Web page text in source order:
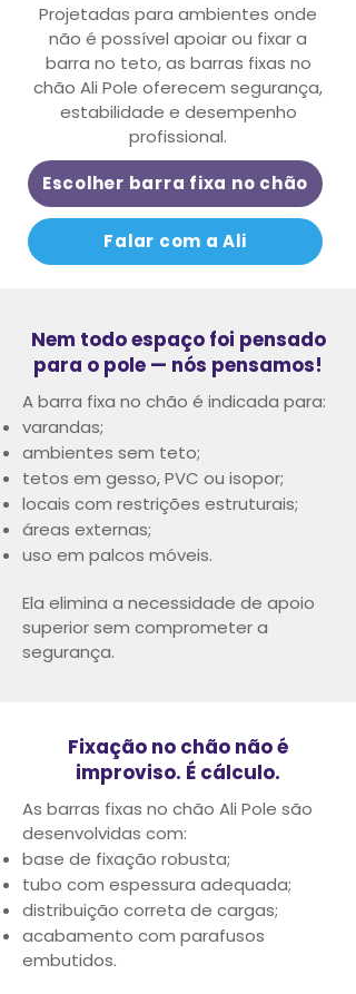
Projetadas para ambientes onde
não é possível apoiar ou fixar a
barra no teto,as barras fixas no
chão Ali Pole oferecem segurança,
estabilidade e desempenho
profissional.
Escolher barra fixa no chão
Falar com a Ali
Nem todo espaço foi pensado
para o pole — nós pensamos!
A barra fixa no chão é indicada para:
varandas;
ambientes sem teto;
tetos em gesso, PVC ou isopor;
locais com restrições estruturais;
áreas externas;
uso em palcos móveis.
Ela elimina a necessidade de apoio
superior sem comprometer a
segurança.
Fixação no chão não é
improviso. É cálculo.
As barras fixas no chão Ali Pole são
desenvolvidas com:
base de fixação robusta;
tubo com espessura adequada;
distribuição correta de cargas;
acabamento com parafusos
embutidos.